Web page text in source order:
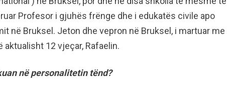
Profesor i gjuhës frënge dhe i edukatës civile apo
në Bruksel. Jeton dhe vepron në Bruksel, i martuar me
aktualisht 12 vjeçar, Rafaelin.
në personalitetin tënd?